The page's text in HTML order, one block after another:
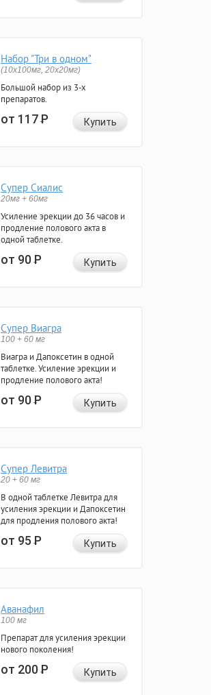
Набор "Три в одном"
(10x100мг, 20x20мг)
Большой набор из 3-х
препаратов.
от 117Р Купить
Супер Сиалис
20мг + 60мг
Усиление эрекции до 36 часов и
продление полового акта в
одной таблетке.
от 90Р Купить
Супер Виагра
100 + 60 мг
Виагра и Дапоксетин в одной
таблетке. Усиление эрекции и
продление полового акта!
от 90Р Купить
Супер Левитра
20 + 60 мг
В одной таблетке Левитра для
усиления эрекции и Дапоксетин
для продления полового акта!
от 95Р Купить
Аванафил
100 мг
Препарат для усиления эрекции
нового поколения!
от 200Р Купить